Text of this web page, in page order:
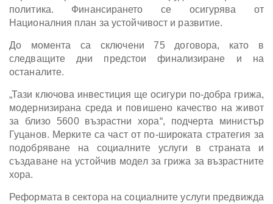
политика. Финансирането се осигурява от
Националния план за устойчивост и развитие.
До момента са сключени 75 договора, като в
следващите дни предстои финализиране и на
останалите.
„Тази ключова инвестиция ще осигури по-добра грижа,
модернизирана среда и повишено качество на живот
за близо 5600 възрастни хора“, подчерта министър
Гуцанов. Мерките са част от по-широката стратегия за
подобряване на социалните услуги в страната и
създаване на устойчив модел за грижа за възрастните
хора.
Реформата в сектора на социалните услуги предвижда